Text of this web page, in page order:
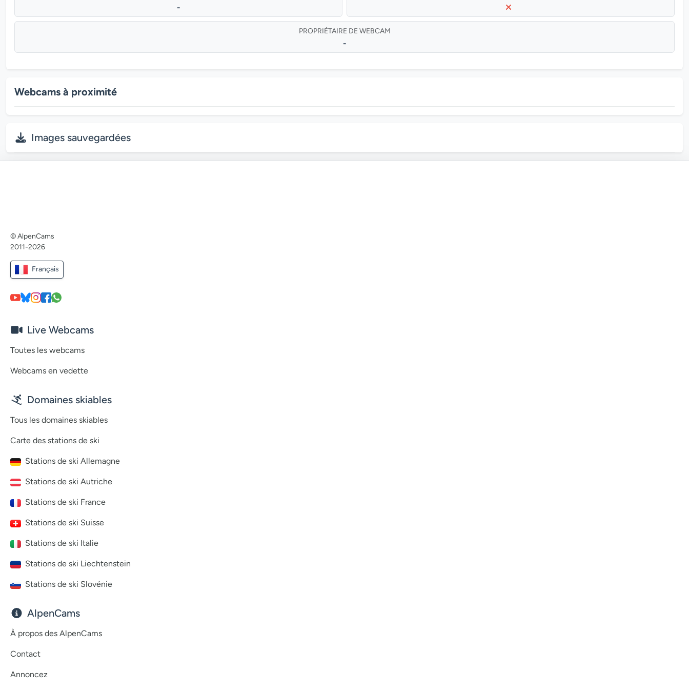
-
PROPRIÉTAIRE DE WEBCAM
-
Webcams à proximité
Images sauvegardées
© AlpenCams
2011-2026
Français
Live Webcams
Toutes les webcams
Webcams en vedette
Domaines skiables
Tous les domaines skiables
Carte des stations de ski
Stations de ski Allemagne
Stations de ski Autriche
Stations de ski France
Stations de ski Suisse
Stations de ski Italie
Stations de ski Liechtenstein
Stations de ski Slovénie
AlpenCams
À propos des AlpenCams
Contact
Annoncez